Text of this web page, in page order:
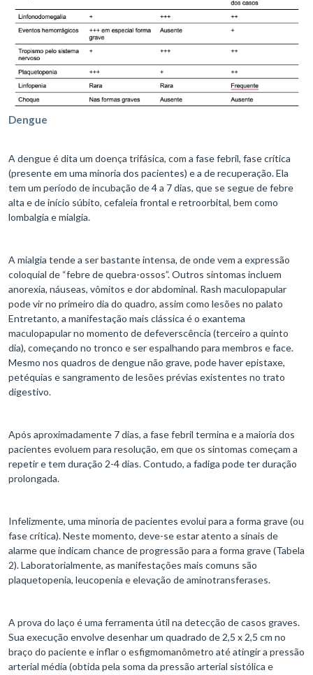
Dengue
A dengue é dita um doença trifásica, com a fase febril, fase crítica
(presente em uma minoria dos pacientes) e a de recuperação. Ela
tem um período de incubação de 4 a 7 dias, que se segue de febre
alta e de início súbito, cefaleia frontal e retroorbital, bem como
lombalgia e mialgia.
A mialgia tende a ser bastante intensa, de onde vem a expressão
coloquial de “febre de quebra-ossos”. Outros sintomas incluem
anorexia, náuseas, vômitos e dor abdominal. Rash maculopapular
pode vir no primeiro dia do quadro, assim como lesões no palato
Entretanto, a manifestação mais clássica é o exantema
maculopapular no momento de defeverscência (terceiro a quinto
dia), começando no tronco e ser espalhando para membros e face.
Mesmo nos quadros de dengue não grave, pode haver epistaxe,
petéquias e sangramento de lesões prévias existentes no trato
digestivo.
Após aproximadamente 7 dias, a fase febril termina e a maioria dos
pacientes evoluem para resolução, em que os sintomas começam a
repetir e tem duração 2-4 dias. Contudo, a fadiga pode ter duração
prolongada.
Infelizmente, uma minoria de pacientes evolui para a forma grave (ou
fase crítica). Neste momento, deve-se estar atento a sinais de
alarme que indicam chance de progressão para a forma grave (Tabela
2). Laboratorialmente, as manifestações mais comuns são
plaquetopenia, leucopenia e elevação de aminotransferases.
A prova do laço é uma ferramenta útil na detecção de casos graves.
Sua execução envolve desenhar um quadrado de 2,5 x 2,5 cm no
braço do paciente e inflar o esfigmomanômetro até atingir a pressão
arterial média (obtida pela soma da pressão arterial sistólica e